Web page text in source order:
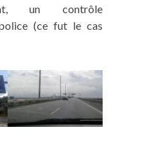
un contrôle
(ce fut le cas